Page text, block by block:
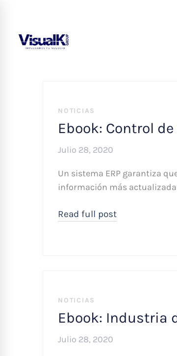
NOTICIAS
Ebook: Control
Julio 28, 2020
Un sistema ERP garantiza
información más
Read full post
NOTICIAS
Ebook: Industria
Julio 28, 2020